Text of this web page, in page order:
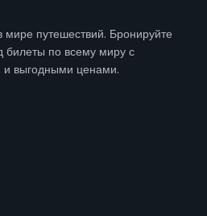
путешествий. Бронируйте
билеты по всему миру с
выгодными ценами.